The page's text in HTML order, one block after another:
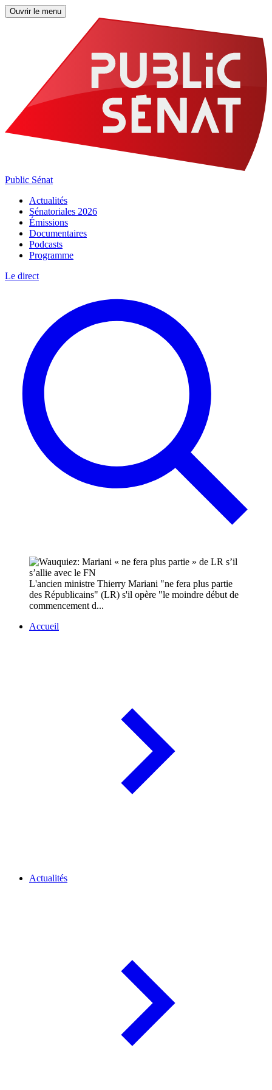
Ouvrir le menu
Public Sénat
Actualités
Sénatoriales 2026
Émissions
Documentaires
Podcasts
Programme
Le direct
L'ancien ministre Thierry Mariani "ne fera plus partie
des Républicains" (LR) s'il opère "le moindre début de
commencement d...
Accueil
Actualités